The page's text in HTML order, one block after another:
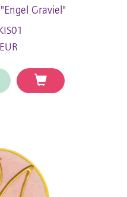
Graviel"